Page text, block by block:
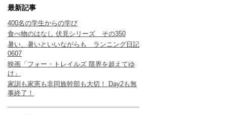
最新記事
400名の学生からの学び
食べ物のはなし 伏見シリーズ その350
暑い、暑いといいながらも ランニング日記
0607
映画「フォー・トレイルズ 限界を超えてゆ
け」
家訓も家憲も非同族幹部も大切！ Day2も無
事終了！